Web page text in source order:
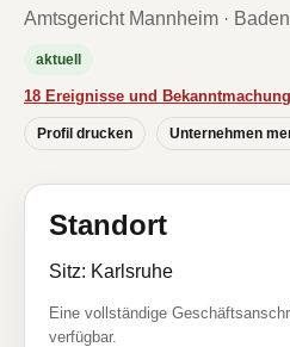
Amtsgericht Mannheim ·
aktuell
18 Ereignisse und
Profil drucken Unternehmen
Standort
Sitz: Karlsruhe
Eine vollständige
verfügbar.